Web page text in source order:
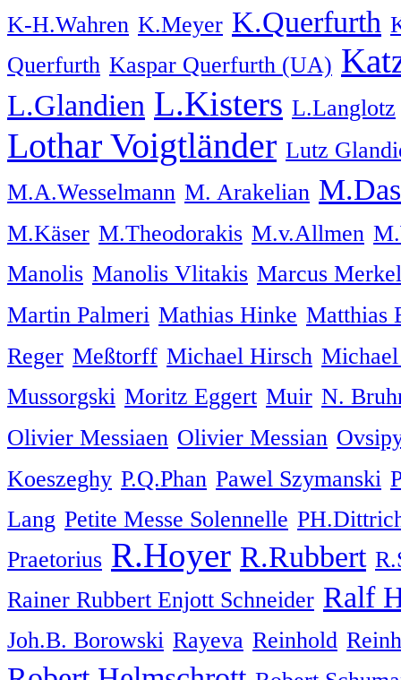
K-H.Wahren K.Meyer K.Querfurth
Querfurth Kaspar Querfurth (UA)
L.Glandien L.Kisters L.Langlotz
Lothar Voigtländer Lutz
M.A.Wesselmann M. Arakelian
M.Käser M.Theodorakis M.v.Allmen
Manolis Manolis Vlitakis Marcus Merkel
Martin Palmeri Mathias Hinke Matthias
Reger Meßtorff Michael Hirsch
Mussorgski Moritz Eggert Muir N.
Olivier Messiaen Olivier Messian
Koeszeghy P.Q.Phan Pawel Szymanski
Lang Petite Messe Solennelle
Praetorius R.Hoyer R.Rubbert
Rainer Rubbert Enjott Schneider Ralf
Joh.B. Borowski Rayeva Reinhold